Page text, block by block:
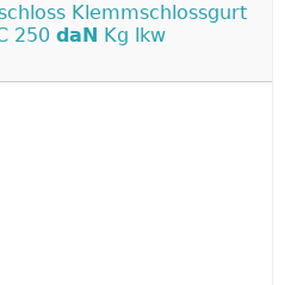
Klemmschlossgurt
250 daN Kg lkw